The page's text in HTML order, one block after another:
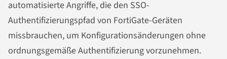
automatisierte Angriffe, die den SSO-
Authentifizierungspfad von FortiGate-Geräten
missbrauchen, um Konfigurationsänderungen ohne
ordnungsgemäße Authentifizierung vorzunehmen.